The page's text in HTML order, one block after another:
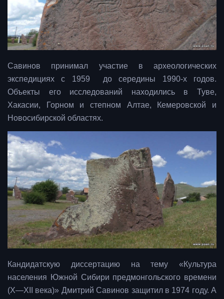
Савинов принимал участие в археологических
экспедициях с 1959 до середины 1990-х годов.
Объекты его исследований находились в Туве,
Хакасии, Горном и степном Алтае, Кемеровской и
Новосибирской областях.
Кандидатскую диссертацию на тему «Культура
населения Южной Сибири предмонгольского времени
(X—XII века)» Дмитрий Савинов защитил в 1974 году. А